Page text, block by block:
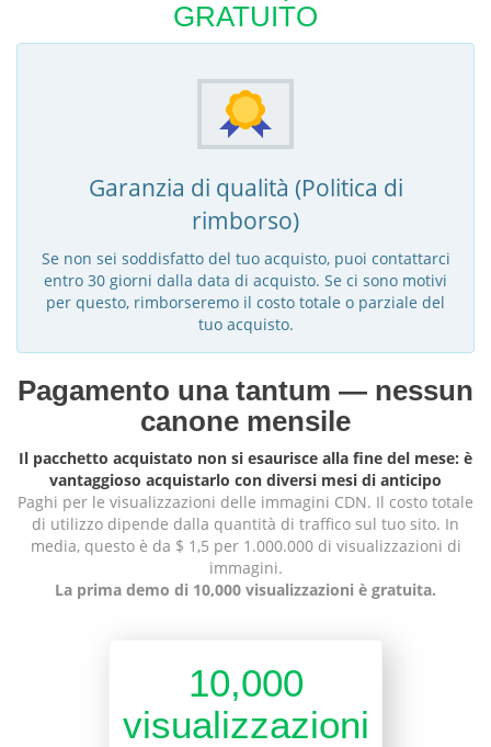
GRATUITO
Garanzia di qualità (Politica di
rimborso)
Se non sei soddisfatto del tuo acquisto, puoi contattarci
entro 30 giorni dalla data di acquisto. Se ci sono motivi
per questo, rimborseremo il costo totale o parziale del
tuo acquisto.
Pagamento una tantum — nessun
canone mensile
Il pacchetto acquistato non si esaurisce alla fine del mese: è
vantaggioso acquistarlo con diversi mesi di anticipo
Paghi per le visualizzazioni delle immagini CDN. Il costo totale
di utilizzo dipende dalla quantità di traffico sul tuo sito. In
media, questo è da $ 1,5 per 1.000.000 di visualizzazioni di
immagini.
La prima demo di 10,000 visualizzazioni è gratuita.
10,000
visualizzazioni